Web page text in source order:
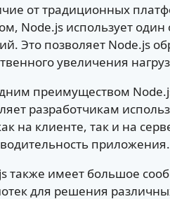
от традиционных
Node.js использует
Это позволяет Node.js
увеличения
преимуществом
разработчикам
на клиенте, так и на
приложения.
также имеет большое
для решения